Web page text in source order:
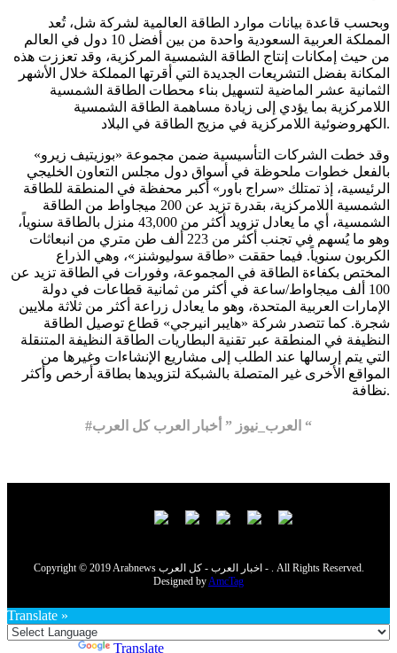
وبحسب قاعدة بيانات موارد الطاقة العالمية لشركة شل، تُعد
المملكة العربية السعودية واحدة من بين أفضل 10 دول في العالم
من حيث إمكانات إنتاج الطاقة الشمسية المركزية، وقد تعززت هذه
المكانة بفضل التشريعات الجديدة التي أقرتها المملكة خلال الأشهر
الثمانية عشر الماضية لتسهيل بناء محطات الطاقة الشمسية
اللامركزية بما يؤدي إلى زيادة مساهمة الطاقة الشمسية
الكهروضوئية اللامركزية في مزيج الطاقة في البلاد.
وقد خطت الشركات التأسيسية ضمن مجموعة «بوزيتيف زيرو»
بالفعل خطوات ملحوظة في أسواق دول مجلس التعاون الخليجي
الرئيسية، إذ تمتلك «سراج باور» أكبر محفظة في المنطقة للطاقة
الشمسية اللامركزية، بقدرة تزيد عن 200 ميجاواط من الطاقة
الشمسية، أي ما يعادل تزويد أكثر من 43,000 منزل بالطاقة سنوياً،
وهو ما يُسهم في تجنب أكثر من 223 ألف طن متري من انبعاثات
الكربون سنوياً. فيما حققت «طاقة سوليوشنز»، وهي الذراع
المختص بكفاءة الطاقة في المجموعة، وفورات في الطاقة تزيد عن
100 ألف ميجاواط/ساعة في أكثر من ثمانية قطاعات في دولة
الإمارات العربية المتحدة، وهو ما يعادل زراعة أكثر من ثلاثة ملايين
شجرة. كما تتصدر شركة «هايبر انيرجي» قطاع توصيل الطاقة
النظيفة في المنطقة عبر تقنية البطاريات الطاقة النظيفة المتنقلة
التي يتم إرسالها عند الطلب إلى مشاريع الإنشاءات وغيرها من
المواقع الأخرى غير المتصلة بالشبكة لتزويدها بطاقة أرخص وأكثر
نظافة.
#العرب_نيوز ” أخبار العرب كل العرب “
Copyright © 2019 Arabnews اخبار العرب - كل العرب - . All Rights Reserved.
Designed byAmcTag
Translate »
Translate